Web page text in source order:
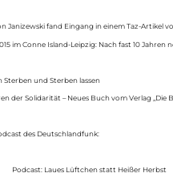
fand Eingang in einem Taz-Artikel
im Conne Island-Leipzig: Nach fast 10 Jahren
und Sterben lassen
der Solidarität – Neues Buch vom Verlag „Die
des Deutschlandfunk:
Podcast: Laues Lüftchen statt Heißer Herbst